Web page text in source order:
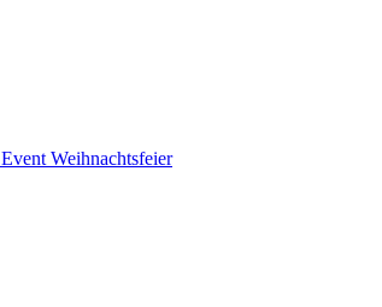
Event Weihnachtsfeier